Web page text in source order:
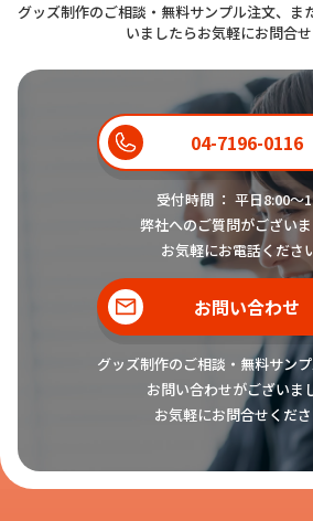
グッズ制作のご相談・無料サンプル注文、ま
いましたらお気軽にお問合
04-7196-0116
受付時間 ： 平日8:00〜
弊社へのご質問がござい
お気軽にお電話ください
お問い合わせ
グッズ制作のご相談・無料サン
お問い合わせがございま
お気軽にお問合せくださ